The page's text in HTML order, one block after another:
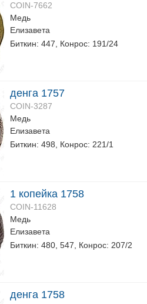
COIN-7662
Медь
Елизавета
Биткин: 447, Конрос: 191/24
денга 1757
COIN-3287
Медь
Елизавета
Биткин: 498, Конрос: 221/1
1 копейка 1758
COIN-11628
Медь
Елизавета
Биткин: 480, 547, Конрос: 207/2
денга 1758